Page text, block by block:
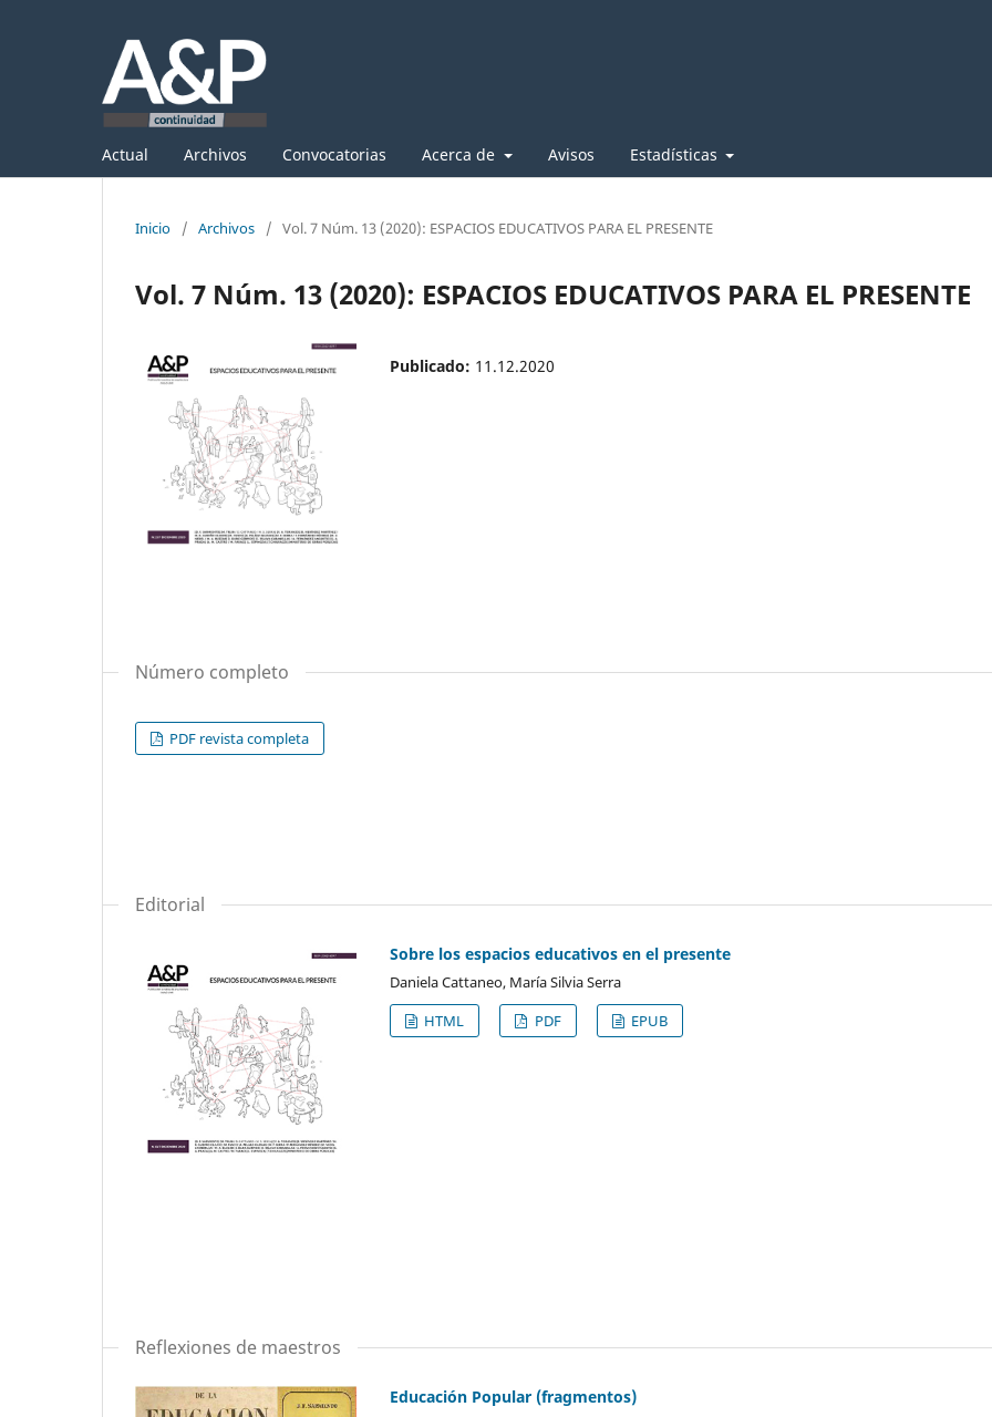
Actual Archivos Convocatorias Acerca de Avisos Estadísticas
Inicio / Archivos / Vol. 7 Núm. 13 (2020): ESPACIOS EDUCATIVOS PARA EL PRESENTE
Vol. 7 Núm. 13 (2020): ESPACIOS EDUCATIVOS PARA EL PRESENTE
Publicado: 11.12.2020
Número completo
PDF revista completa
Editorial
Sobre los espacios educativos en el presente
Daniela Cattaneo, María Silvia Serra
HTML
PDF EPUB
Reflexiones de maestros
Educación Popular (fragmentos)